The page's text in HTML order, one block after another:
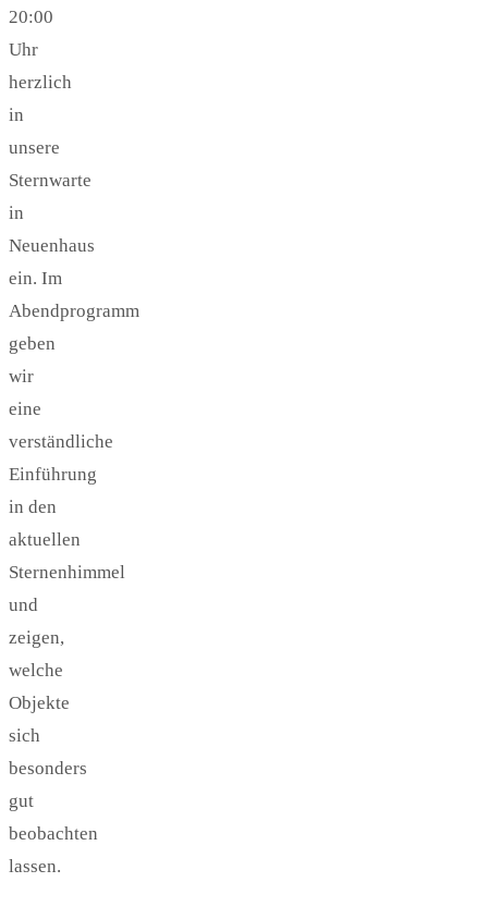
20:00
Uhr
herzlich
in
unsere
Sternwarte
in
Neuenhaus
ein. Im
Abendprogramm
geben
wir
eine
verständliche
Einführung
in den
aktuellen
Sternenhimmel
und
zeigen,
welche
Objekte
sich
besonders
gut
beobachten
lassen.